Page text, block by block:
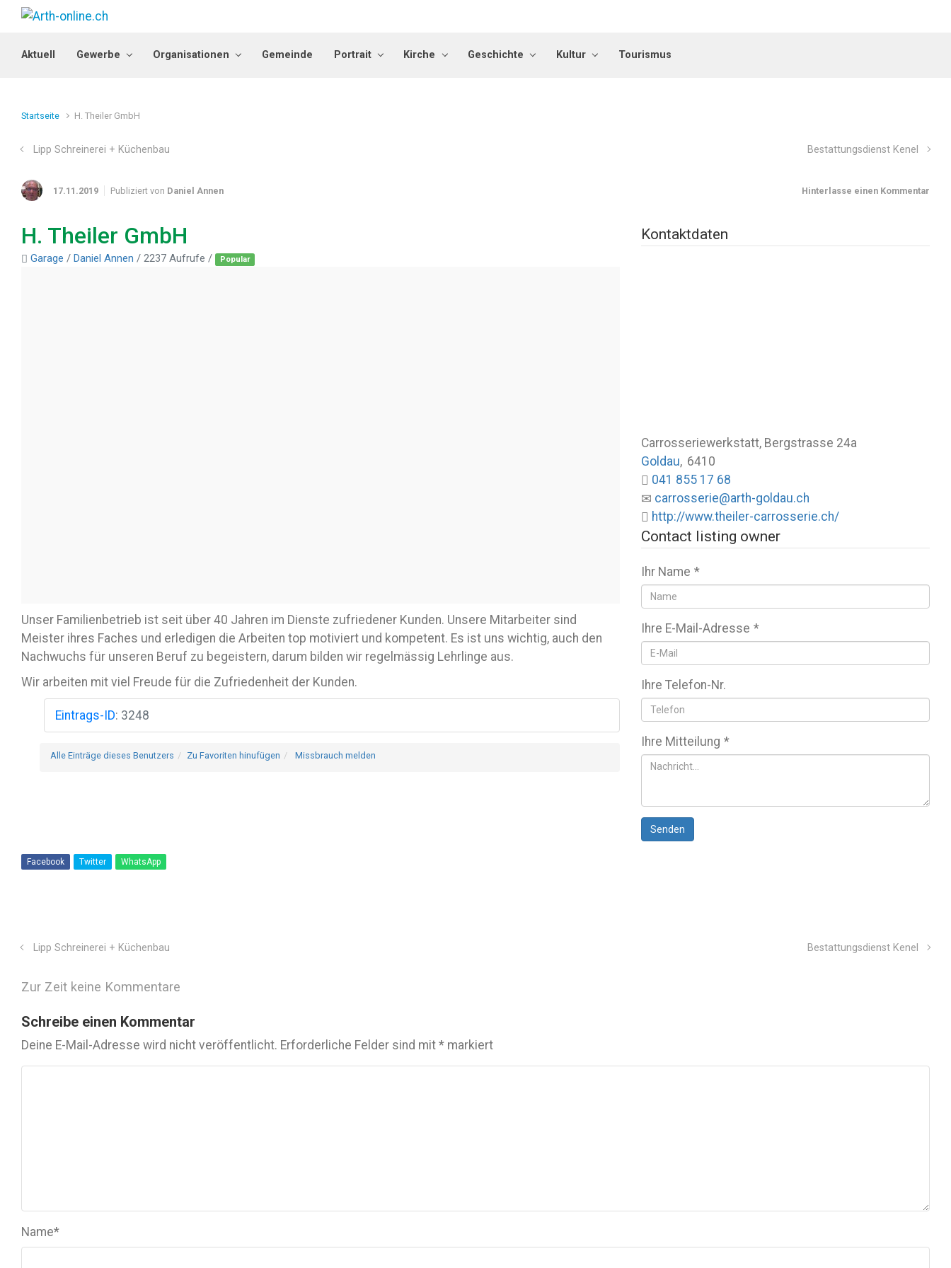
Zum Hauptinhalt springen
Aktuell Gewerbe Organisationen Gemeinde Portrait Kirche Geschichte Kultur Tourismus
Startseite H. Theiler GmbH
Lipp Schreinerei + Küchenbau Bestattungsdienst Kenel
17.11.2019 Publiziert von Daniel Annen Hinterlasse einen Kommentar
H. Theiler GmbH
Garage / Daniel Annen / 2237 Aufrufe / Popular
Unser Familienbetrieb ist seit über 40 Jahren im Dienste zufriedener Kunden. Unsere Mitarbeiter sind
Meister ihres Faches und erledigen die Arbeiten top motiviert und kompetent. Es ist uns wichtig, auch den
Nachwuchs für unseren Beruf zu begeistern, darum bilden wir regelmässig Lehrlinge aus.
Wir arbeiten mit viel Freude für die Zufriedenheit der Kunden.
Eintrags-ID: 3248
Alle Einträge dieses Benutzers Zu Favoriten hinufügen Missbrauch melden
Kontaktdaten
Carrosseriewerkstatt, Bergstrasse 24a
Goldau, 6410
041 855 17 68
carrosserie@arth-goldau.ch
http://www.theiler-carrosserie.ch/
Contact listing owner
Ihr Name *
Ihre E-Mail-Adresse *
Ihre Telefon-Nr.
Ihre Mitteilung *
Senden
Facebook Twitter WhatsApp
Lipp Schreinerei + Küchenbau Bestattungsdienst Kenel
Zur Zeit keine Kommentare
Schreibe einen Kommentar
Deine E-Mail-Adresse wird nicht veröffentlicht. Erforderliche Felder sind mit * markiert
Name*